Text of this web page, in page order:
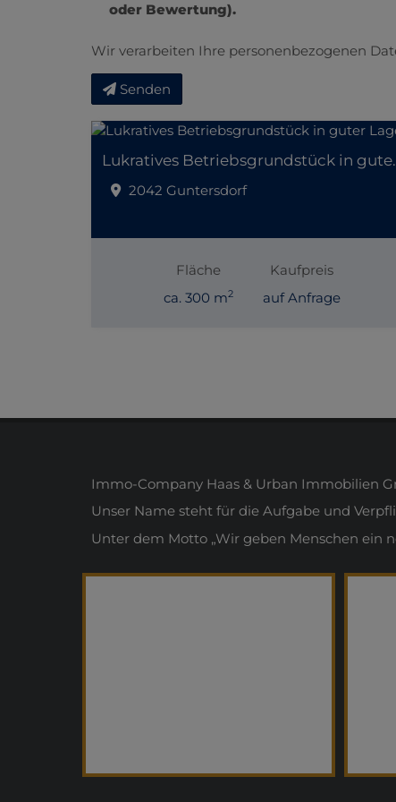
oder Bewertung).
Wir verarbeiten Ihre personenbezogenen
Senden
2042 Guntersdorf
Fläche
ca. 300 m2
Kaufpreis
auf Anfrage
Immo-Company Haas & Urban Immobilien
Unser Name steht für die Aufgabe und
Unter dem Motto „Wir geben Menschen ein